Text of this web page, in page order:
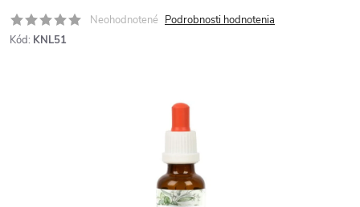
Neohodnotené Podrobnosti hodnotenia
Kód: KNL51